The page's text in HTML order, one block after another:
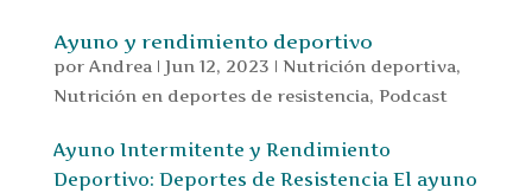
Ayuno y rendimiento deportivo
por Andrea | Jun 12, 2023 | Nutrición deportiva,
Nutrición en deportes de resistencia, Podcast
Ayuno Intermitente y Rendimiento
Deportivo: Deportes de Resistencia El ayuno